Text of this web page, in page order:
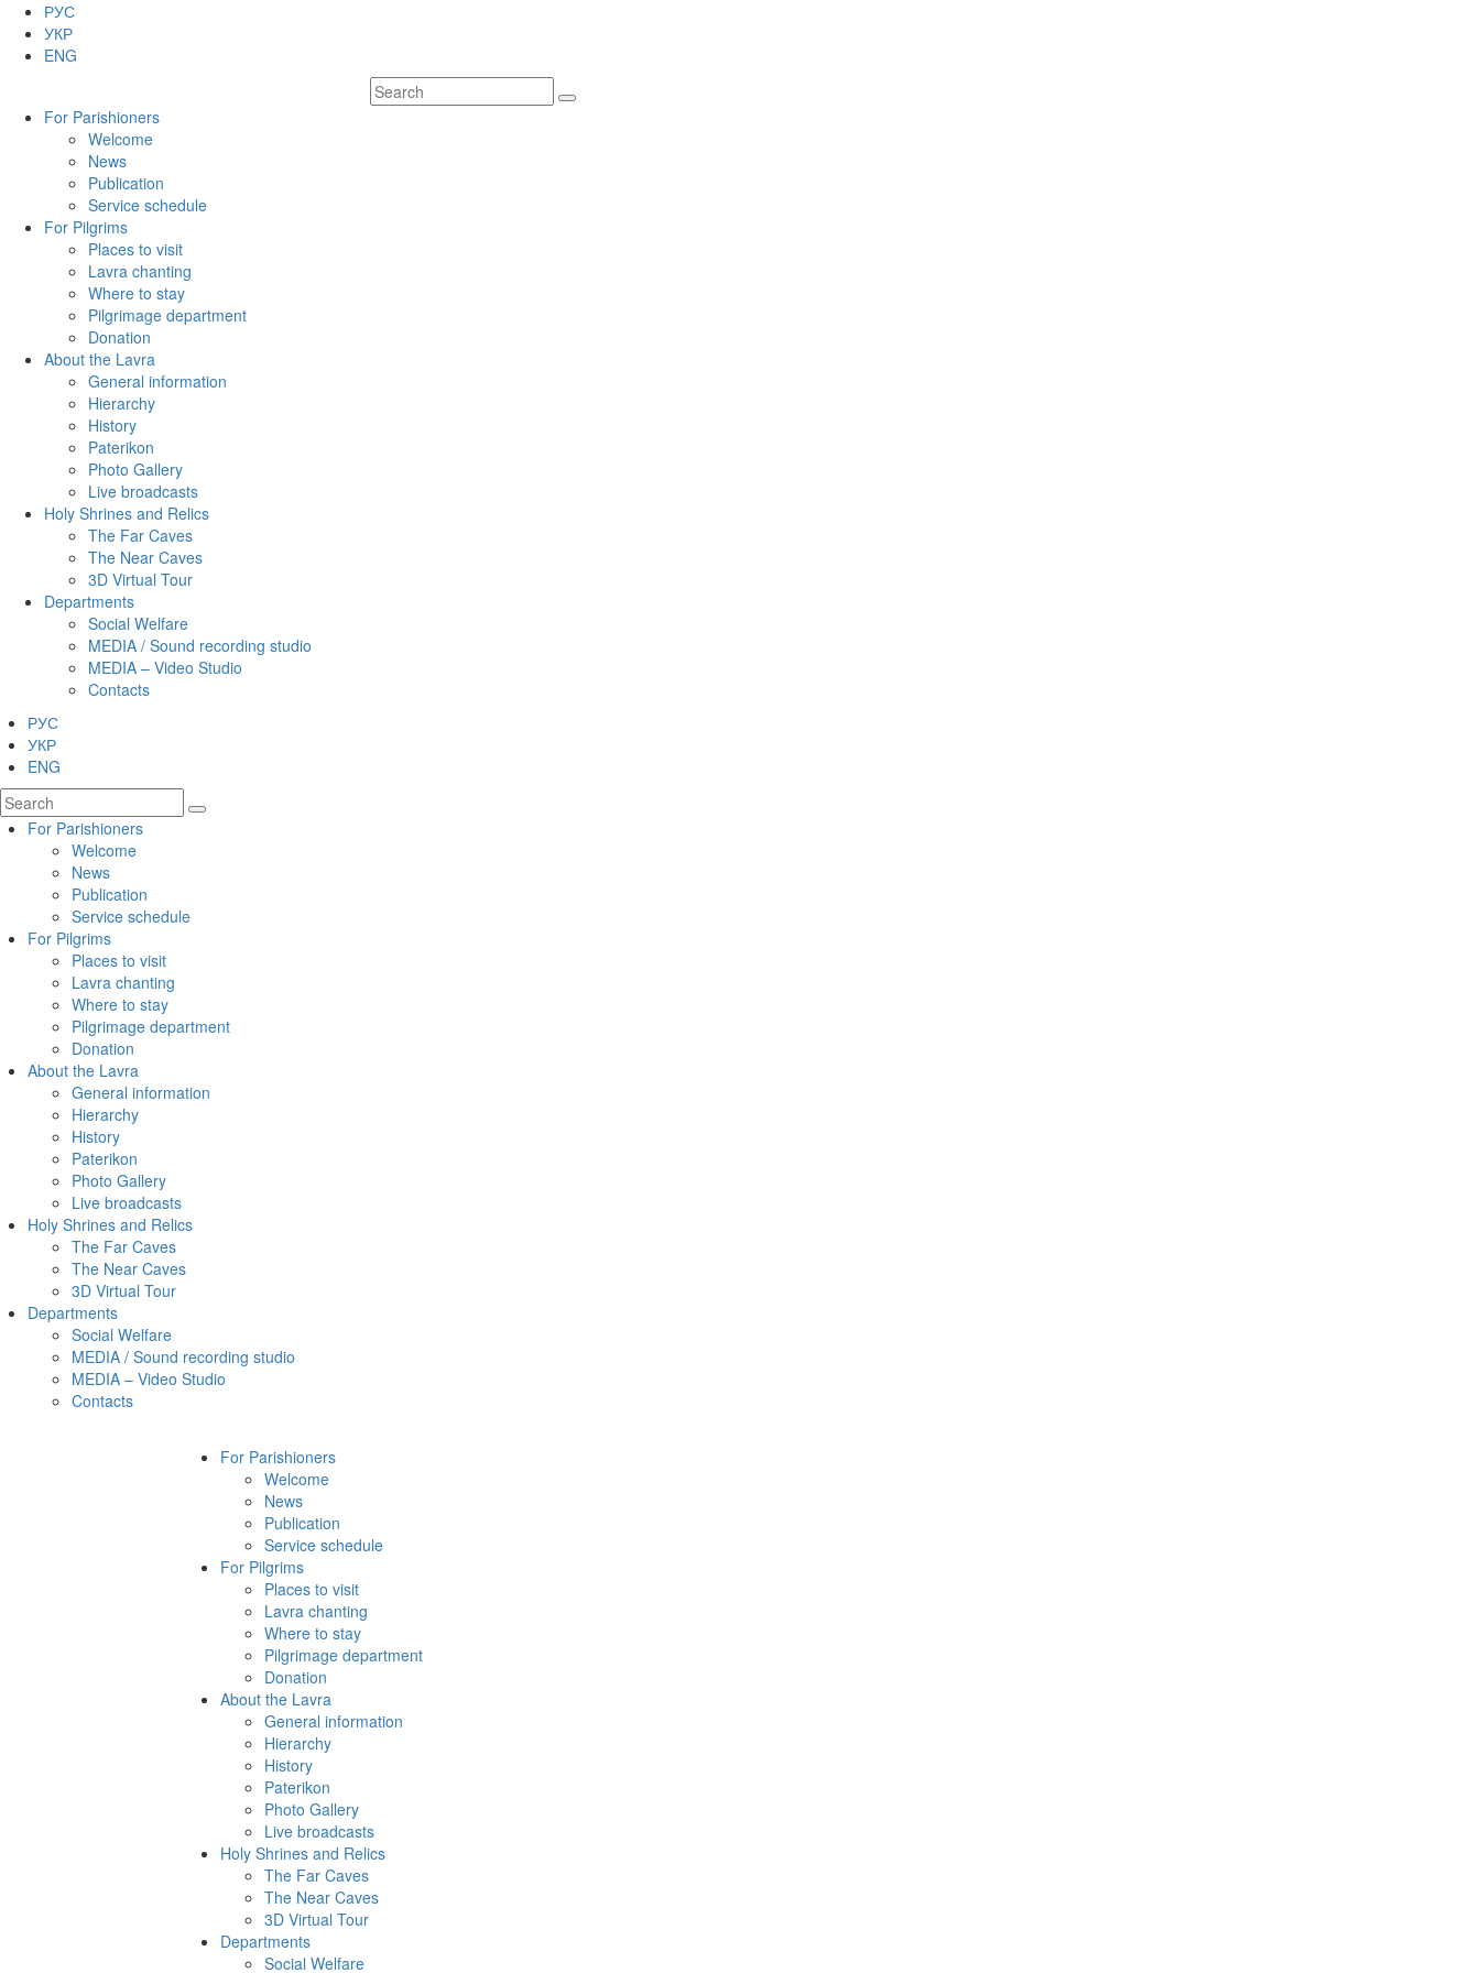
РУС
УКР
ENG
For Parishioners
Welcome
News
Publication
Service schedule
For Pilgrims
Places to visit
Lavra chanting
Where to stay
Pilgrimage department
Donation
About the Lavra
General information
Hierarchy
History
Paterikon
Photo Gallery
Live broadcasts
Holy Shrines and Relics
The Far Caves
The Near Caves
3D Virtual Tour
Departments
Social Welfare
MEDIA / Sound recording studio
MEDIA – Video Studio
Contacts
РУС
УКР
ENG
For Parishioners
Welcome
News
Publication
Service schedule
For Pilgrims
Places to visit
Lavra chanting
Where to stay
Pilgrimage department
Donation
About the Lavra
General information
Hierarchy
History
Paterikon
Photo Gallery
Live broadcasts
Holy Shrines and Relics
The Far Caves
The Near Caves
3D Virtual Tour
Departments
Social Welfare
MEDIA / Sound recording studio
MEDIA – Video Studio
Contacts
For Parishioners
Welcome
News
Publication
Service schedule
For Pilgrims
Places to visit
Lavra chanting
Where to stay
Pilgrimage department
Donation
About the Lavra
General information
Hierarchy
History
Paterikon
Photo Gallery
Live broadcasts
Holy Shrines and Relics
The Far Caves
The Near Caves
3D Virtual Tour
Departments
Social Welfare